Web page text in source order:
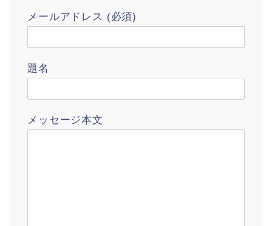
メールアドレス (必須)
題名
メッセージ本文